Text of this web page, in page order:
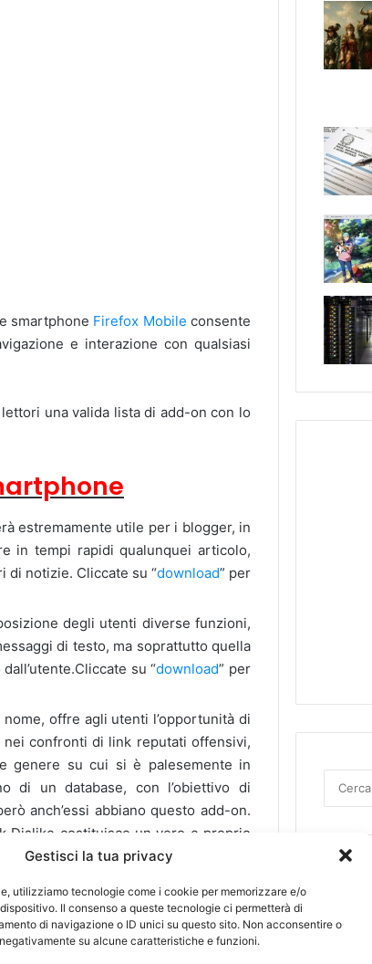
Gestisci la tua privacy
utilizziamo tecnologie come i cookie per memorizzare e/o
Il consenso a queste tecnologie ci permetterà di
di navigazione o ID unici su questo sito. Non acconsentire o
su alcune caratteristiche e funzioni.
smartphone Firefox Mobile consente
e interazione con qualsiasi
una valida lista di add-on con lo
estremamente utile per i blogger, in
in tempi rapidi qualunquei articolo,
di notizie. Cliccate su “download” per
degli utenti diverse funzioni,
di testo, ma soprattutto quella
su “download” per
offre agli utenti l’opportunità di
confronti di link reputati offensivi,
genere su cui si è palesemente in
di un database, con l’obiettivo di
anch’essi abbiano questo add-on.
Dislike costituisce un vero e proprio
su “download” per scaricare
potente che “cura” lo
alla gestione ed infine alla
E’ poi possibile sia effettuare il